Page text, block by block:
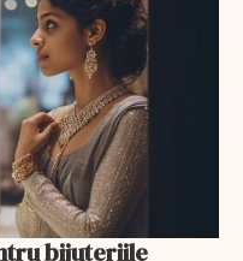
bijuteriile